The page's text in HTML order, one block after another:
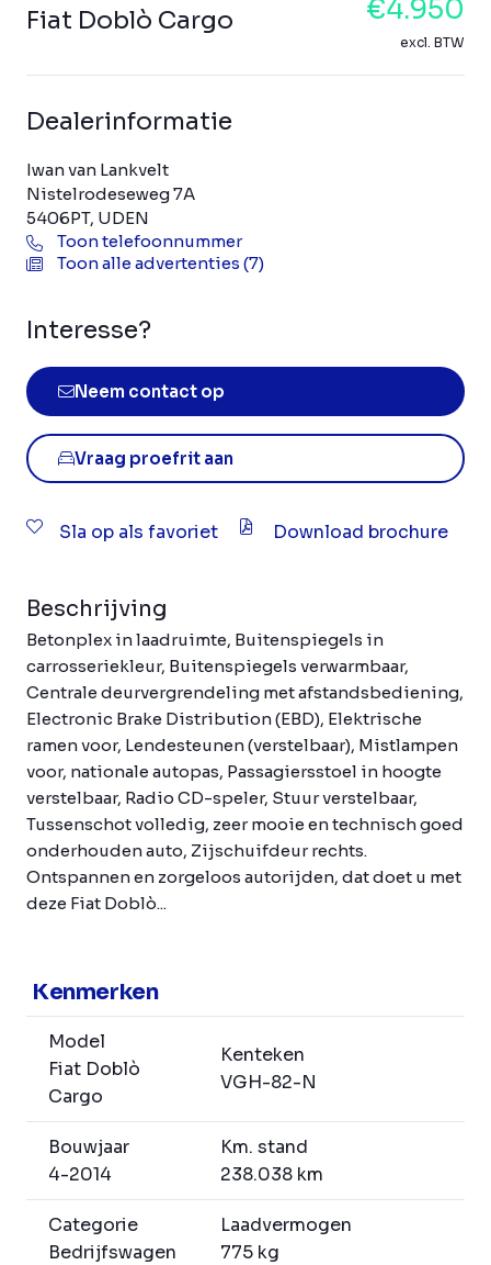
Fiat Doblò Cargo €4.950
excl. BTW
Dealerinformatie
Iwan van Lankvelt
Nistelrodeseweg 7A
5406PT, UDEN
Toon telefoonnummer
Toon alle advertenties (7)
Interesse?
Neem contact op
Vraag proefrit aan
Sla op als favoriet Download brochure
Beschrijving
Betonplex in laadruimte, Buitenspiegels in
carrosseriekleur, Buitenspiegels verwarmbaar,
Centrale deurvergrendeling met afstandsbediening,
Electronic Brake Distribution (EBD), Elektrische
ramen voor, Lendesteunen (verstelbaar), Mistlampen
voor, nationale autopas, Passagiersstoel in hoogte
verstelbaar, Radio CD-speler, Stuur verstelbaar,
Tussenschot volledig, zeer mooie en technisch goed
onderhouden auto, Zijschuifdeur rechts.
Ontspannen en zorgeloos autorijden, dat doet u met
deze Fiat Doblò...
Kenmerken
Model
Fiat Doblò
Cargo
Kenteken
VGH-82-N
Bouwjaar
4-2014
Km. stand
238.038 km
Categorie
Bedrijfswagen
Laadvermogen
775 kg